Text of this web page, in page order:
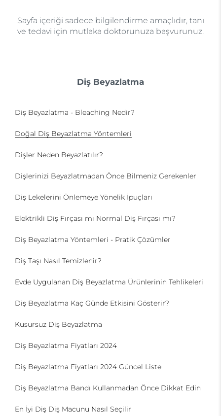
Sayfa içeriği sadece bilgilendirme amaçlıdır, tanı
ve tedavi için mutlaka doktorunuza başvurunuz.
Diş Beyazlatma
Diş Beyazlatma - Bleaching Nedir?
Doğal Diş Beyazlatma Yöntemleri
Dişler Neden Beyazlatılır?
Dişlerinizi Beyazlatmadan Önce Bilmeniz Gerekenler
Diş Lekelerini Önlemeye Yönelik İpuçları
Elektrikli Diş Fırçası mı Normal Diş Fırçası mı?
Diş Beyazlatma Yöntemleri - Pratik Çözümler
Diş Taşı Nasıl Temizlenir?
Evde Uygulanan Diş Beyazlatma Ürünlerinin Tehlikeleri
Diş Beyazlatma Kaç Günde Etkisini Gösterir?
Kusursuz Diş Beyazlatma
Diş Beyazlatma Fiyatları 2024
Diş Beyazlatma Fiyatları 2024 Güncel Liste
Diş Beyazlatma Bandı Kullanmadan Önce Dikkat Edin
En İyi Diş Diş Macunu Nasıl Seçilir